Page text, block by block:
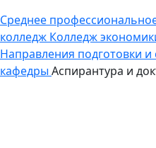
Среднее
колледж Колледж
Направления подготовки и
кафедры Аспирантура и